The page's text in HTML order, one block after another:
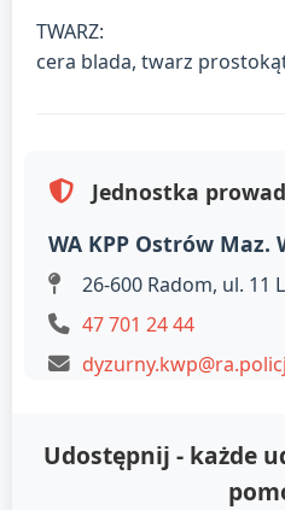
TWARZ:
cera blada, twarz
Jednostka
WA KPP Ostrów Maz.
26-600 Radom, ul. 11
47 701 24 44
Udostępnij - każde